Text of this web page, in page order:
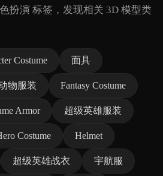
扮演 标签，发现相关 3D 模型类
Costume 面具
物服装 Fantasy Costume
Armor 超级英雄服装
Costume Helmet
超级英雄战衣 宇航服